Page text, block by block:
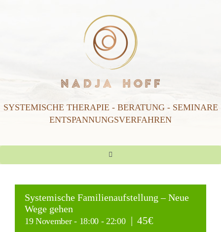
SYSTEMISCHE THERAPIE -BERATUNG - SEMINARE
ENTSPANNUNGSVERFAHREN
Toggle
Navigation
ÜBER MICH
Systemische Familienaufstellung – Neue
Wege gehen
19 November - 18:00 -22:00 | 45€